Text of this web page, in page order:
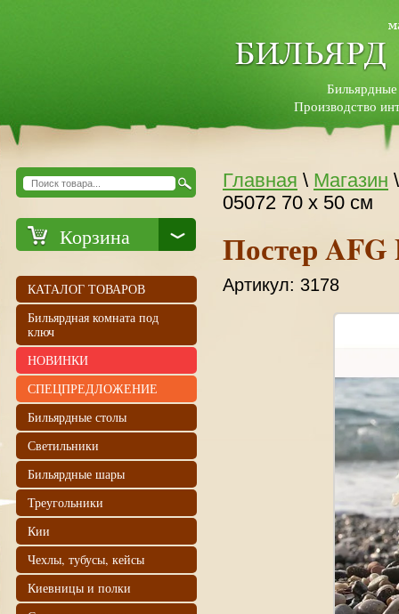
Производство
Главная \ Магазин
05072 70 х 50 см
Постер AFG
Артикул: 3178
Корзина
КАТАЛОГ ТОВАРОВ
Бильярдная комната под
ключ
НОВИНКИ
СПЕЦПРЕДЛОЖЕНИЕ
Бильярдные столы
Светильники
Бильярдные шары
Треугольники
Кии
Чехлы, тубусы, кейсы
Киевницы и полки